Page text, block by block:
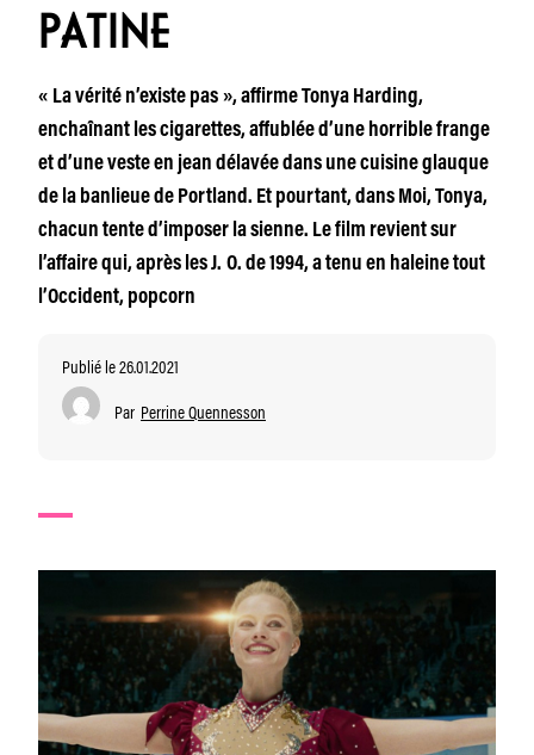
PATINE
« La vérité n’existe pas », affirme Tonya Harding,
enchaînant les cigarettes, affublée d’une horrible frange
et d’une veste en jean délavée dans une cuisine glauque
de la banlieue de Portland. Et pourtant, dans Moi, Tonya,
chacun tente d’imposer la sienne. Le film revient sur
l’affaire qui, après les J. O. de 1994, a tenu en haleine tout
l’Occident, popcorn
Publié le 26.01.2021
Par Perrine Quennesson